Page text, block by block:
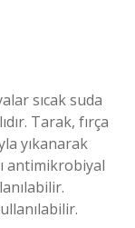
sıcak suda
Tarak, fırça
yıkanarak
antimikrobiyal